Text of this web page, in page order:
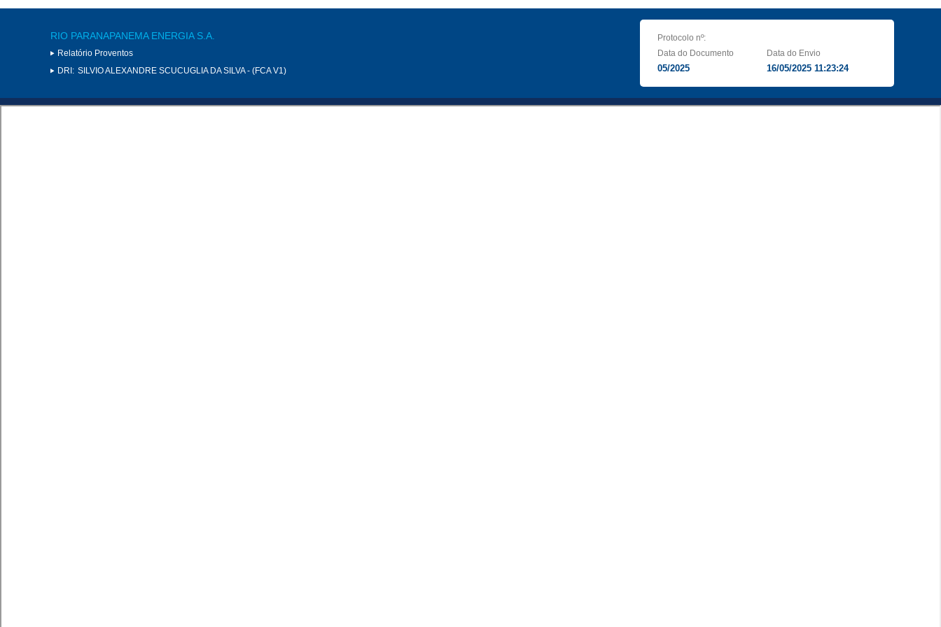
RIO PARANAPANEMA ENERGIA S.A.
Relatório Proventos
DRI: SILVIO ALEXANDRE SCUCUGLIA DA SILVA - (FCA V1)
Protocolo nº:
Data do Documento
05/2025
Data do Envio
16/05/2025 11:23:24